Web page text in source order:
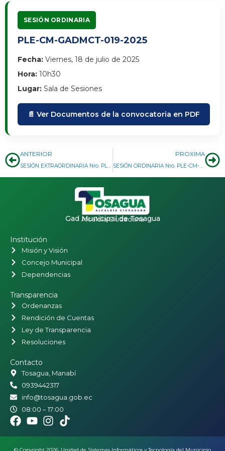
SESIÓN ORDINARIA
PLE-CM-GADMCT-019-2025
Fecha: Viernes, 18 de julio de 2025
Hora: 10h30
Lugar: Sala de Sesiones
📄 Ver Documentos de la convocatoria en PDF
Prev
ANTERIOR PROXIMA
SESIÓN ORDINARIA Nro. PLE-CM-GADMCT-020-2025
Gad Municipal de Tosagua
Alcaldía Ciudadana
Institución
Misión y Visión
Concejo Municipal
Dependencias
Transparencia
Ordenanzas
Rendición de Cuentas
Ley de Transparencia
Resoluciones
Contacto
Tosagua, Manabí
0939442317
info@tosagua.gob.ec
08:00 – 17:00